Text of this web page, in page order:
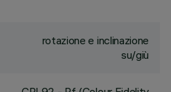
rotazione e inclinazione
su/giù